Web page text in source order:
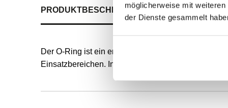
möglicherweise mit
der Dienste gesammelt
PRODUKTBESCHREIBUNGALLE
Der O-Ring ist ein endlos formvulkanisierter,
Einsatzbereichen. Innendurchmesser und